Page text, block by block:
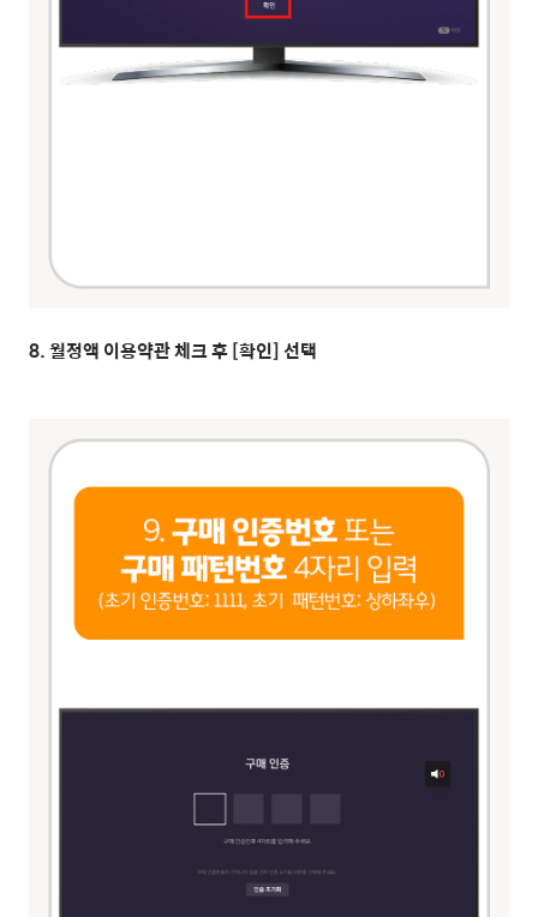
8. 월정액 이용약관 체크 후 [확인] 선택